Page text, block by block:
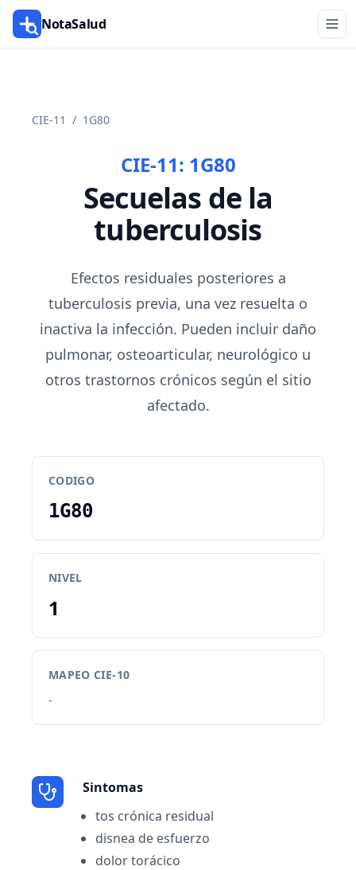
NotaSalud
CIE-11 / 1G80
CIE-11: 1G80
Secuelas de la
tuberculosis
Efectos residuales posteriores a
tuberculosis previa, una vez resuelta o
inactiva la infección. Pueden incluir daño
pulmonar, osteoarticular, neurológico u
otros trastornos crónicos según el sitio
afectado.
CODIGO
1G80
NIVEL
1
MAPEO CIE-10
-
Sintomas
tos crónica residual
disnea de esfuerzo
dolor torácico